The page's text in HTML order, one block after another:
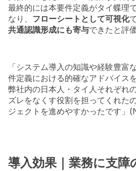
最終的には本要件定義がタイ蝶理
なり、 フローシートとして可視化
共通認識形成にも寄与できたと評
「システム導入の知識や経験豊富
件定義における的確なアドバイス
弊社内の日本人・タイ人それぞれ
ズレをなくす役割を担ってくれた
ジェクトを進めやすかったです」
導入効果｜業務に支